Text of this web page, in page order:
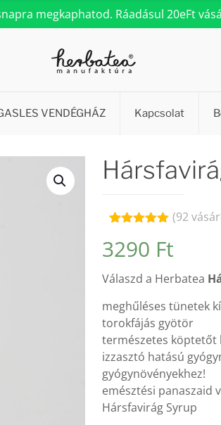
megkaphatod. Ráadásul 20eFt
VENDÉGHÁZ Kapcsolat
5.00az 5-
ből,
alapján
(92
3290 Ft
Válaszd a Herbatea
meghűléses tünetek
torokfájás gyötör
természetes köptetőt
izzasztó hatású
gyógynövényekhez!
emésztési panaszaid
Hársfavirág Syrup